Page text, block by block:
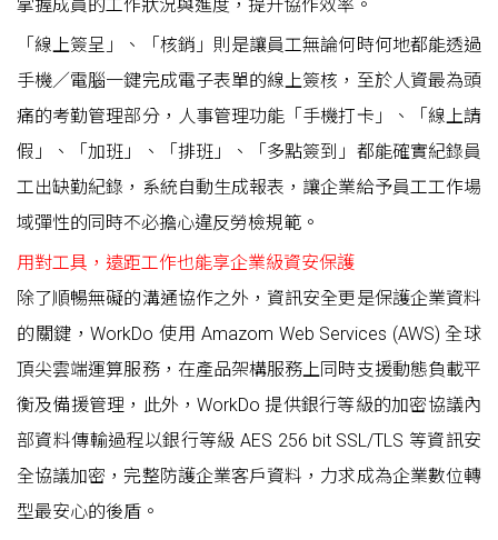
掌握成員的工作狀況與進度，提升協作效率。
「線上簽呈」、「核銷」則是讓員工無論何時何地都能透過
手機／電腦一鍵完成電子表單的線上簽核，至於人資最為頭
痛的考勤管理部分，人事管理功能「手機打卡」、「線上請
假」、「加班」、「排班」、「多點簽到」都能確實紀錄員
工出缺勤紀錄，系統自動生成報表，讓企業給予員工工作場
域彈性的同時不必擔心違反勞檢規範。
用對工具，遠距工作也能享企業級資安保護
除了順暢無礙的溝通協作之外，資訊安全更是保護企業資料
的關鍵，WorkDo 使用 Amazom Web Services (AWS) 全球
頂尖雲端運算服務，在產品架構服務上同時支援動態負載平
衡及備援管理，此外，WorkDo 提供銀行等級的加密協議內
部資料傳輸過程以銀行等級 AES 256 bit SSL/TLS 等資訊安
全協議加密，完整防護企業客戶資料，力求成為企業數位轉
型最安心的後盾。